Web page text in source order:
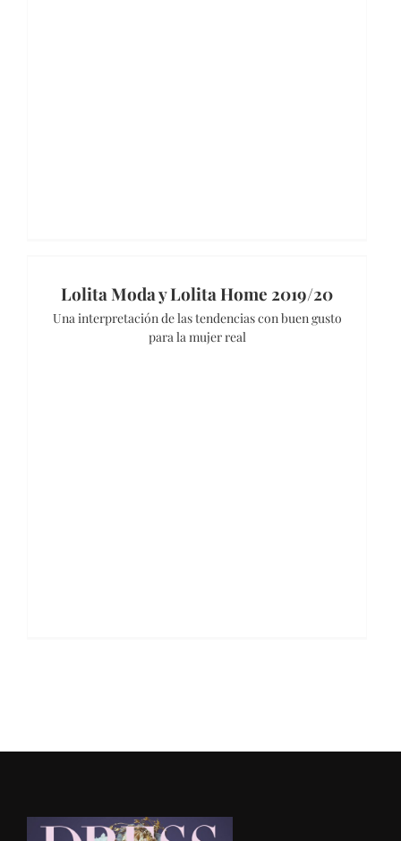
Lolita Moda y Lolita Home 2019/20
Una interpretación de las tendencias con buen gusto
para la mujer real